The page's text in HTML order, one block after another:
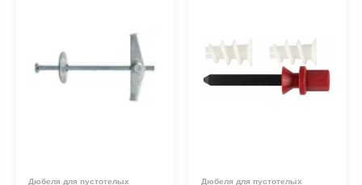
Дюбеля для пустотелых
Дюбеля для пустотелых